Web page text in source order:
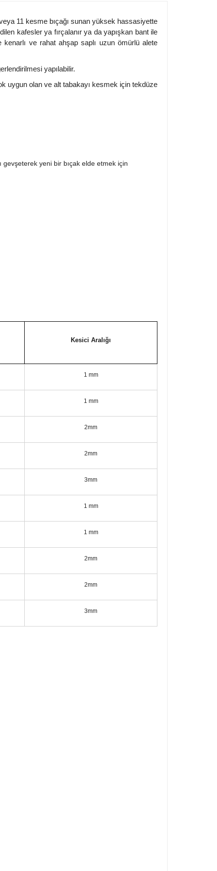
11 kesme bıçağı sunan yüksek hassasiyette
kafesler ya fırçalanır ya da yapışkan bant ile
kenarlı ve rahat ahşap saplı uzun ömürlü alete
yapılabilir.
uygun olan ve alt tabakayı kesmek için tekdüze
gevşeterek yeni bir bıçak elde etmek için
Kesici Aralığı
1 mm
1 mm
2mm
2mm
3mm
1 mm
1 mm
2mm
2mm
3mm